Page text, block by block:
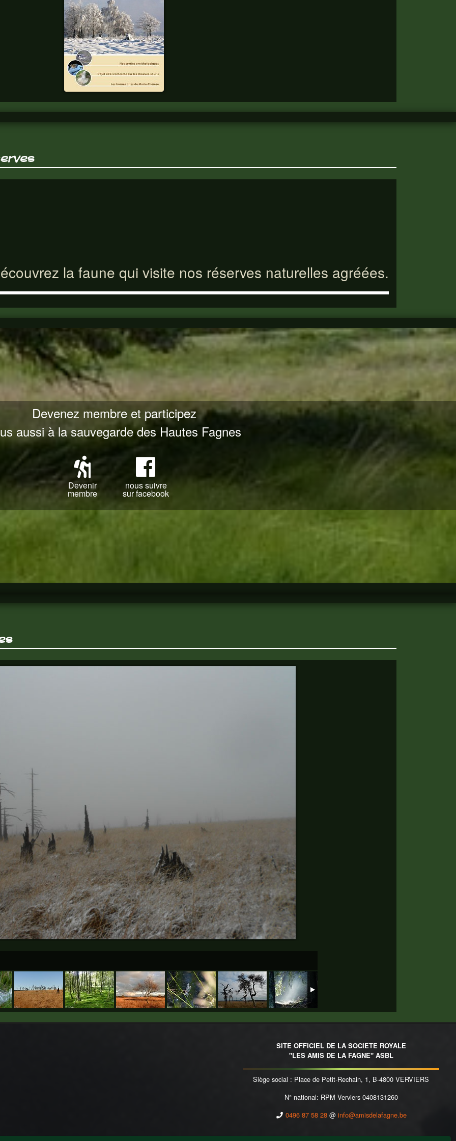
n°337
Chaque trimestre,
tous les thèmes
fagnards y sont
abordés. Abonnez
vous.
la faune qui visite nos réserves naturelles agréées.
Devenez membre et participez
aussi à la sauvegarde des Hautes Fagnes
Devenir
membre
nous suivre
sur facebook
SITE OFFICIEL DE LA SOCIETE ROYALE
"LES AMIS DE LA FAGNE" ASBL
Siège social : Place de Petit-Rechain, 1, B-4800 VERVIERS
N° national: RPM Verviers 0408131260
0496 87 58 28 @ info@amisdelafagne.be